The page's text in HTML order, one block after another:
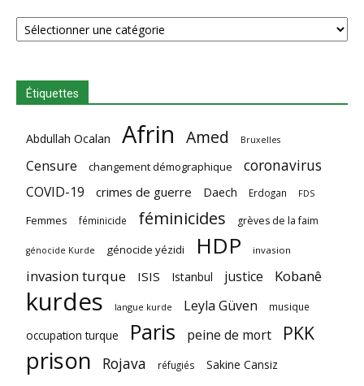
Catégories
Étiquettes
Abdullah Ocalan Afrin Amed Bruxelles
Censure changement démographique coronavirus
COVID-19 crimes de guerre Daech Erdogan FDS
Femmes féminicide féminicides grèves de la faim
génocide Kurde génocide yézidi HDP invasion
invasion turque ISIS Istanbul justice Kobanê
kurdes langue kurde Leyla Güven musique
occupation turque Paris peine de mort PKK
prison Rojava réfugiés Sakine Cansiz